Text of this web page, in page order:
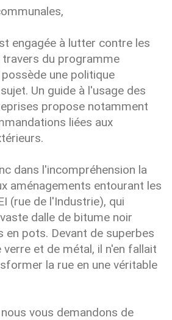
engagée à lutter contre les
du programme
une politique
Un guide à l'usage des
propose notamment
liées aux
dans l'incompréhension la
aménagements entourant les
(rue de l'Industrie), qui
dalle de bitume noir
en pots. Devant de superbes
et de métal, il n'en fallait
la rue en une véritable
vous demandons de